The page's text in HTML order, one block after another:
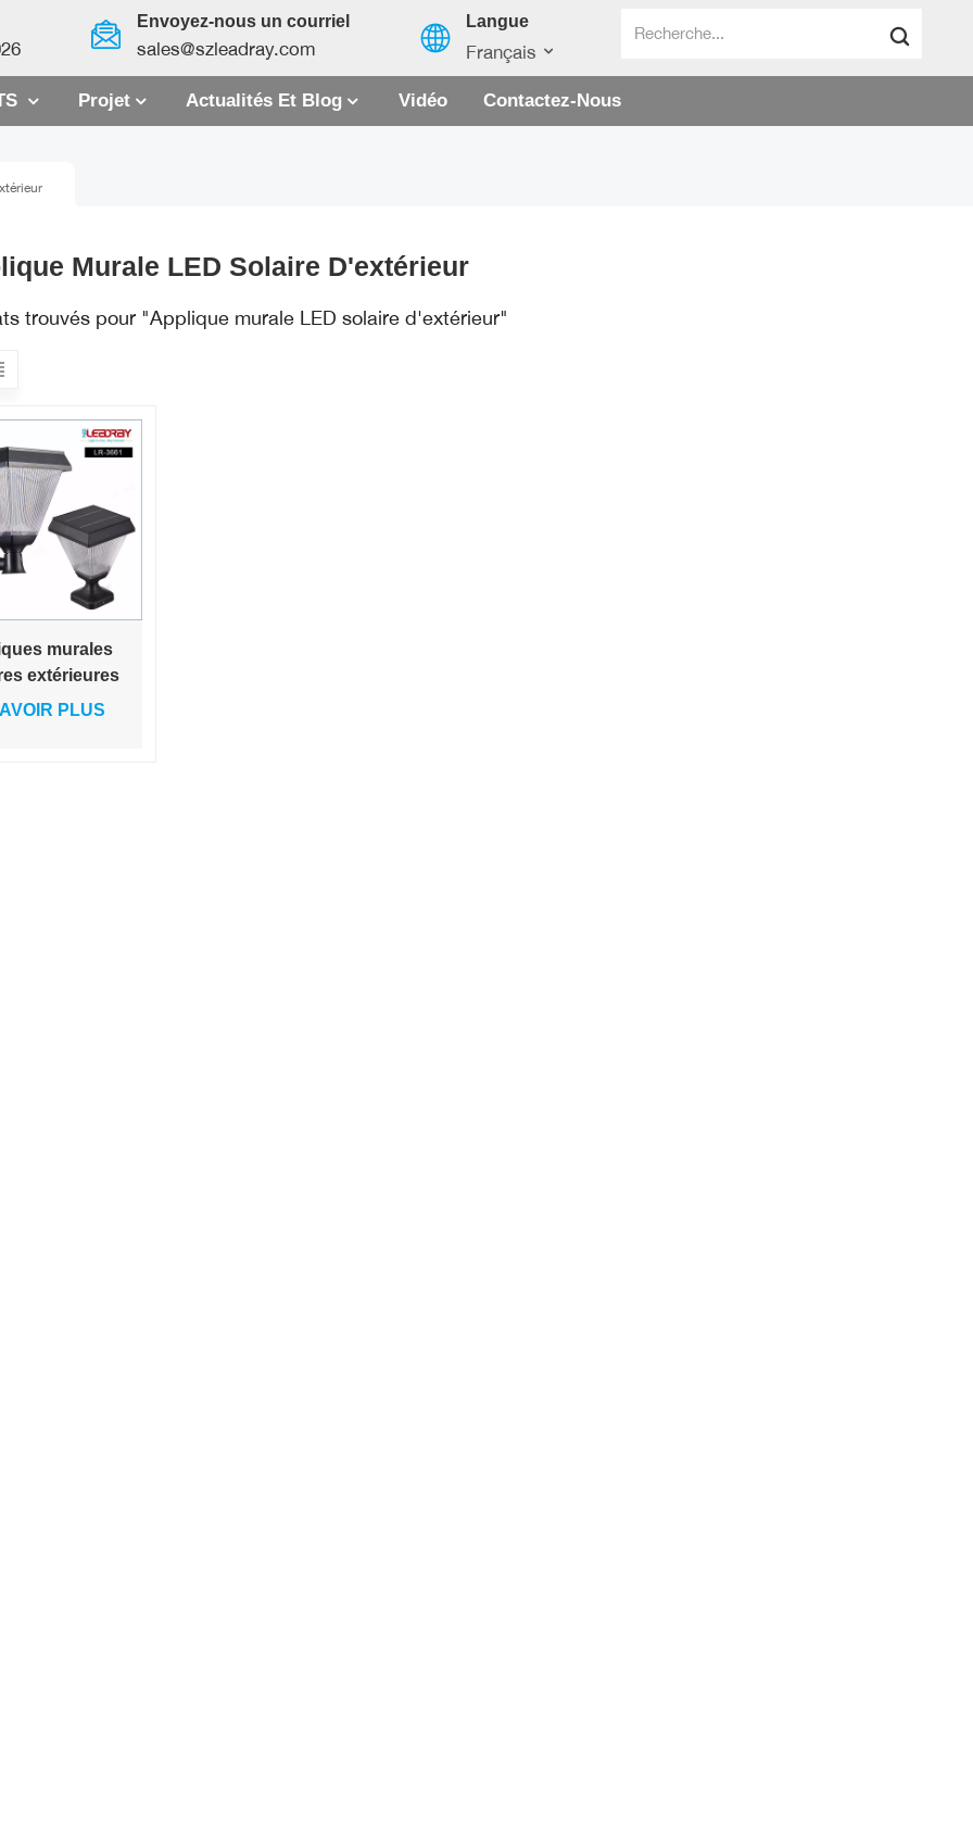
Envoyez-nous un courriel
sales@szleadray.com
Langue
Français
Projet Actualités Et Blog Vidéo Contactez-Nous
Murale LED Solaire D'extérieur
trouvés pour "Applique murale LED solaire d'extérieur"
murales
extérieures
sans fil,
PLUS